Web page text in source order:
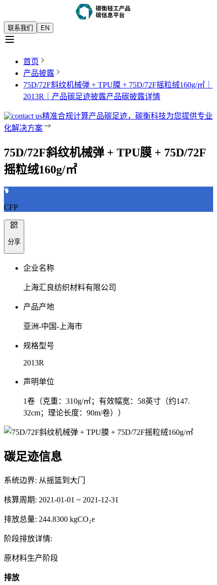
联系我们 EN
首页
产品披露
75D/72F斜纹机械弹 + TPU膜 + 75D/72F摇粒绒160g/㎡｜
2013R｜产品碳足迹披露产品碳披露详情
精准合规计算产品碳足迹，碳衡科技为您提供专业
化解决方案
75D/72F斜纹机械弹 + TPU膜 + 75D/72F
摇粒绒160g/㎡
CFP
分享
企业名称
上海汇良纺织材料有限公司
产品产地
亚洲-中国-上海市
规格型号
2013R
声明单位
1卷（克重：310g/㎡；有效幅宽：58英寸（约147.
32cm；理论长度：90m/卷））
碳足迹信息
系统边界: 从摇篮到大门
核算周期: 2021-01-01 ~ 2021-12-31
排放总量: 244.8300 kgCO₂e
阶段排放详情:
原材料生产阶段
排放